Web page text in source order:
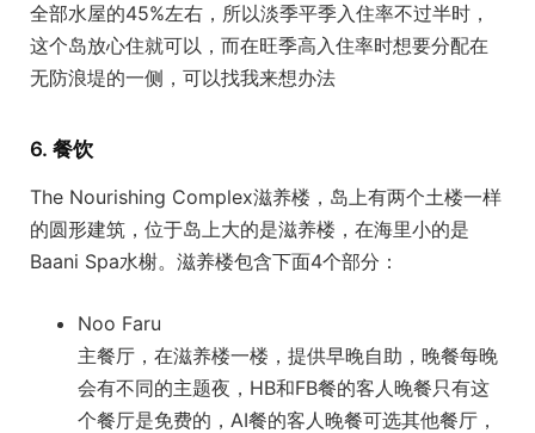
全部水屋的45%左右，所以淡季平季入住率不过半时，
这个岛放心住就可以，而在旺季高入住率时想要分配在
无防浪堤的一侧，可以找我来想办法
6. 餐饮
The Nourishing Complex滋养楼，岛上有两个土楼一样
的圆形建筑，位于岛上大的是滋养楼，在海里小的是
Baani Spa水榭。滋养楼包含下面4个部分：
Noo Faru
主餐厅，在滋养楼一楼，提供早晚自助，晚餐每晚
会有不同的主题夜，HB和FB餐的客人晚餐只有这
个餐厅是免费的，AI餐的客人晚餐可选其他餐厅，